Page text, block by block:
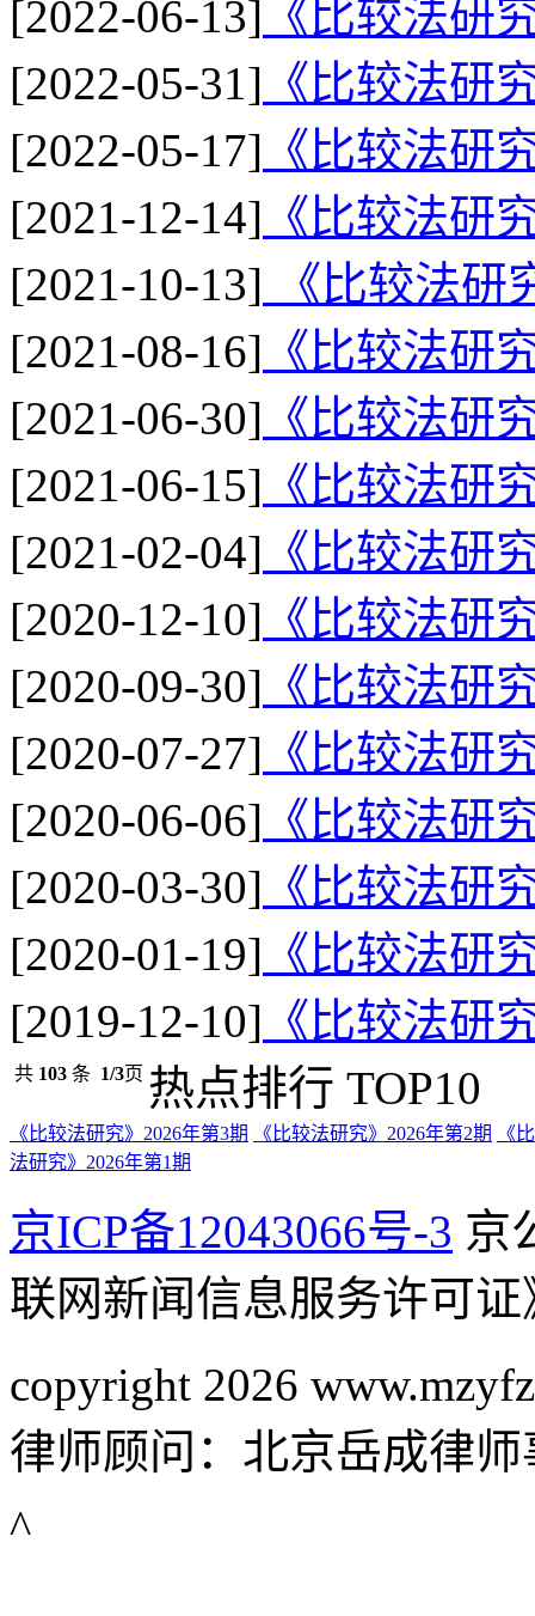
[2022-06-13] 《比较法研
[2022-05-31] 《比较法研
[2022-05-17] 《比较法研
[2021-12-14] 《比较法研
[2021-10-13] 《比较法研
[2021-08-16] 《比较法研
[2021-06-30] 《比较法研
[2021-06-15] 《比较法研
[2021-02-04] 《比较法研
[2020-12-10] 《比较法研
[2020-09-30] 《比较法研
[2020-07-27] 《比较法研
[2020-06-06] 《比较法研
[2020-03-30] 《比较法研
[2020-01-19] 《比较法研
[2019-12-10] 《比较法研
共 103 条 1/3页 热点排行 TOP10
《比较法研究》2026年第3期 《比较法研究》2026年第2期
《
法研究》2026年第1期
京ICP备12043066号-3 京
联网新闻信息服务许可证
copyright 2026
律师顾问：北京岳成律师
^